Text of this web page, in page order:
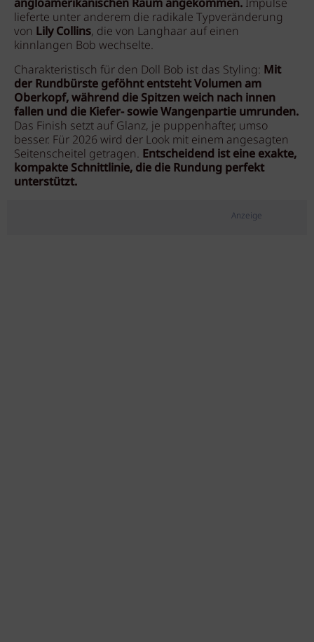
angloamerikanischen Raum angekommen. Impulse
lieferte unter anderem die radikale Typveränderung
von Lily Collins, die von Langhaar auf einen
kinnlangen Bob wechselte.
Charakteristisch für den Doll Bob ist das Styling: Mit
der Rundbürste geföhnt entsteht Volumen am
Oberkopf, während die Spitzen weich nach innen
fallen und die Kiefer- sowie Wangenpartie umrunden.
Das Finish setzt auf Glanz, je puppenhafter, umso
besser. Für 2026 wird der Look mit einem angesagten
Seitenscheitel getragen. Entscheidend ist eine exakte,
kompakte Schnittlinie, die die Rundung perfekt
unterstützt.
Anzeige